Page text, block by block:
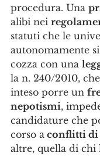
procedura. Una
alibi nei
statuti che le
autonomamente
cozza con una
la n. 240/2010,
inteso porre un
nepotismi,
candidature che
corso a conflitti di
altre, quella di chi